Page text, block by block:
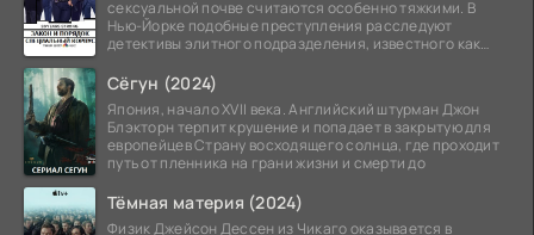
сексуальной почве считаются особенно тяжкими. В
Нью-Йорке подобные преступления расследуют
детективы элитного подразделения, известного как
Сёгун (2024)
Япония, начало XVII века. Английский штурман Джон
Блэкторн терпит крушение и попадает в закрытую для
европейцев Страну восходящего солнца, где проходит
путь от пленника на грани жизни и смерти до
Тёмная материя (2024)
Физик Джейсон Дессен из Чикаго оказывается в